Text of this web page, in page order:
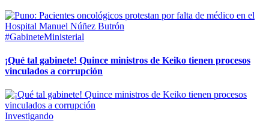
#GabineteMinisterial
¡Qué tal gabinete! Quince ministros de Keiko tienen procesos
vinculados a corrupción
Investigando